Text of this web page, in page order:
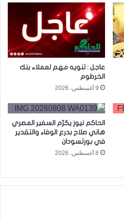
عاجل : تنويه مهم لعملاء بنك
الخرطوم
9 أغسطس، 2026
الحاكم نيوز يكرّم السفير المصري
هاني صلاح بدرع الوفاء والتقدير
في بورتسودان
8 أغسطس، 2026